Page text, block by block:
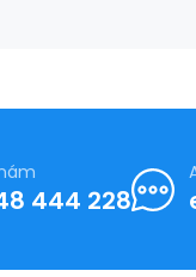
444 228